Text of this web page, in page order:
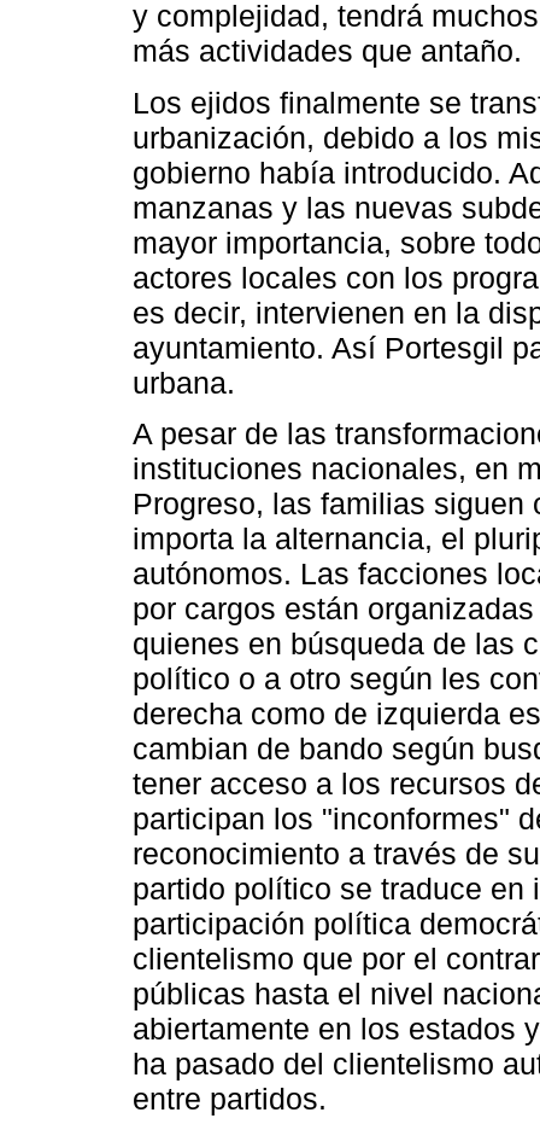
y complejidad, tendrá
más actividades que antaño.
Los ejidos finalmente se
urbanización, debido a los
gobierno había introducido.
manzanas y las nuevas
mayor importancia, sobre
actores locales con los
es decir, intervienen en la
ayuntamiento. Así Portesgil
urbana.
A pesar de las
instituciones nacionales, en
Progreso, las familias
importa la alternancia, el
autónomos. Las facciones
por cargos están
quienes en búsqueda de las
político o a otro según les
derecha como de izquierda
cambian de bando según
tener acceso a los recursos
participan los "inconformes"
reconocimiento a través de
partido político se traduce en
participación política
clientelismo que por el
públicas hasta el nivel
abiertamente en los estados
ha pasado del clientelismo
entre partidos.